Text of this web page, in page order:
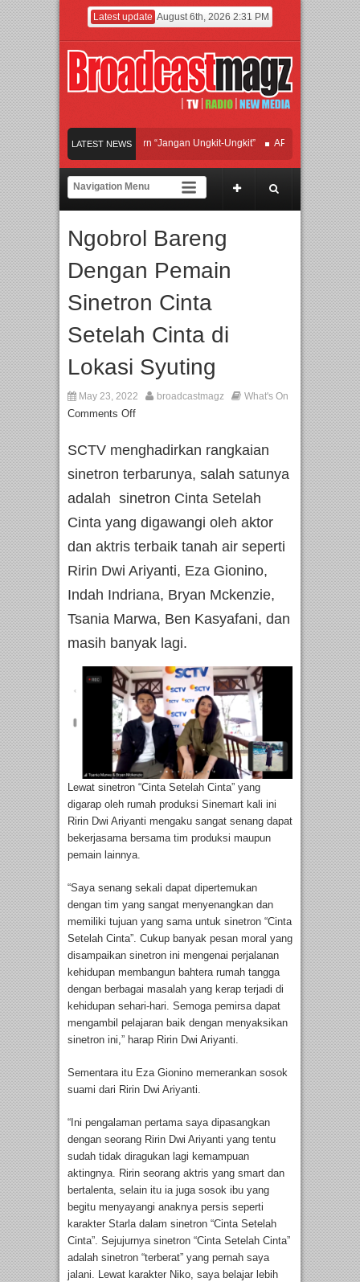
Latest update August 6th, 2026 2:31 PM
LATEST NEWS
Hadirkan Hipdut Modern “Jangan Ungkit-Ungkit” APMF 2026 Dorong
Perpaduan Warisan Dan Semangat Lokal, BIRKENSTOCK INDONESIA
Orchestra Presents The Beatles & Queen – feat. Marcello Tahitoe dan
Ngobrol Bareng
Dengan Pemain
Sinetron Cinta
Setelah Cinta di
Lokasi Syuting
May 23, 2022 broadcastmagz What's On
Comments Off
SCTV menghadirkan rangkaian
sinetron terbarunya, salah satunya
adalah sinetron Cinta Setelah
Cinta yang digawangi oleh aktor
dan aktris terbaik tanah air seperti
Ririn Dwi Ariyanti, Eza Gionino,
Indah Indriana, Bryan Mckenzie,
Tsania Marwa, Ben Kasyafani, dan
masih banyak lagi.
Lewat sinetron “Cinta Setelah Cinta” yang
digarap oleh rumah produksi Sinemart kali ini
Ririn Dwi Ariyanti mengaku sangat senang dapat
bekerjasama bersama tim produksi maupun
pemain lainnya.
“Saya senang sekali dapat dipertemukan
dengan tim yang sangat menyenangkan dan
memiliki tujuan yang sama untuk sinetron “Cinta
Setelah Cinta”. Cukup banyak pesan moral yang
disampaikan sinetron ini mengenai perjalanan
kehidupan membangun bahtera rumah tangga
dengan berbagai masalah yang kerap terjadi di
kehidupan sehari-hari. Semoga pemirsa dapat
mengambil pelajaran baik dengan menyaksikan
sinetron ini,” harap Ririn Dwi Ariyanti.
Sementara itu Eza Gionino memerankan sosok
suami dari Ririn Dwi Ariyanti.
“Ini pengalaman pertama saya dipasangkan
dengan seorang Ririn Dwi Ariyanti yang tentu
sudah tidak diragukan lagi kemampuan
aktingnya. Ririn seorang aktris yang smart dan
bertalenta, selain itu ia juga sosok ibu yang
begitu menyayangi anaknya persis seperti
karakter Starla dalam sinetron “Cinta Setelah
Cinta”. Sejujurnya sinetron “Cinta Setelah Cinta”
adalah sinetron “terberat” yang pernah saya
jalani. Lewat karakter Niko, saya belajar lebih